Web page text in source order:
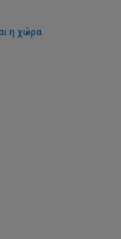
η χώρα